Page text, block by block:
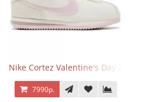
Nike Cortez Valentine's Day 2025
7990р.